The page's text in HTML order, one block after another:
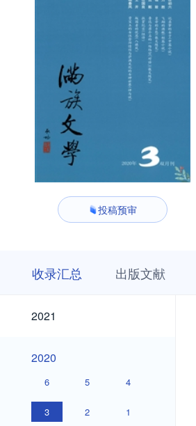
投稿预审
收录汇总 出版文献
2021
2021
2020
2020
6 5 4
3 2 1